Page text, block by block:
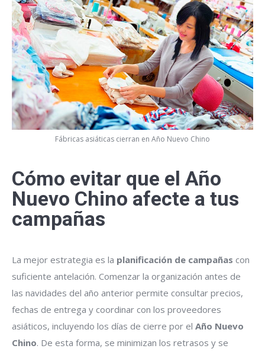
Fábricas asiáticas cierran en Año Nuevo Chino
Cómo evitar que el Año
Nuevo Chino afecte a tus
campañas
La mejor estrategia es la planificación de campañas con
suficiente antelación. Comenzar la organización antes de
las navidades del año anterior permite consultar precios,
fechas de entrega y coordinar con los proveedores
asiáticos, incluyendo los días de cierre por el Año Nuevo
Chino. De esta forma, se minimizan los retrasos y se